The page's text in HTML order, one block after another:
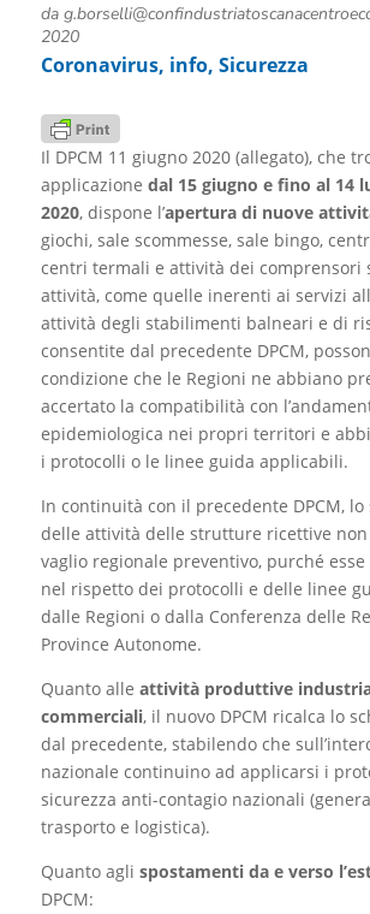
da
2020
Coronavirus, info, Sicurezza
Il DPCM 11 giugno 2020 (allegato), che
applicazione dal 15 giugno e fino al 14
2020, dispone l’apertura di nuove
giochi, sale scommesse, sale bingo,
centri termali e attività dei comprensori
attività, come quelle inerenti ai servizi
attività degli stabilimenti balneari e di
consentite dal precedente DPCM,
condizione che le Regioni ne abbiano
accertato la compatibilità con
epidemiologica nei propri territori e
i protocolli o le linee guida applicabili.
In continuità con il precedente DPCM,
delle attività delle strutture ricettive non
vaglio regionale preventivo, purché
nel rispetto dei protocolli e delle linee
dalle Regioni o dalla Conferenza delle
Province Autonome.
Quanto alle attività produttive
commerciali, il nuovo DPCM ricalca lo
dal precedente, stabilendo che
nazionale continuino ad applicarsi i
sicurezza anti-contagio nazionali
trasporto e logistica).
Quanto agli spostamenti da e verso
DPCM: